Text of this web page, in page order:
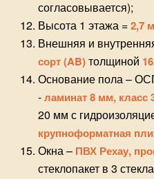
согласовывается);
Высота 1 этажа =2,7 м
Внешняя и
сорт (AB)толщиной
Основание пола –
-ламинат 8 мм, класс
20 мм с
крупноформатная
Окна – ПВХ Рехау,
стеклопакет в 3